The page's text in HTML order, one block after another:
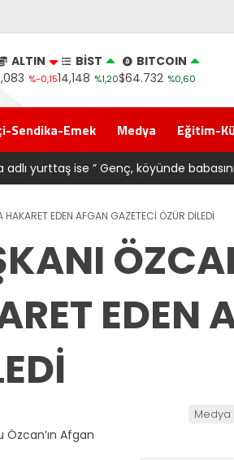
ALTIN
%-0,15
BİST
14,148 %1,20
BITCOIN
$64.732 %0,60
Sendika-Emek Medya Eğitim-
forma alan belediye başkanına ‘Kimin
EDEN AFGAN GAZETECİ ÖZÜR DİLEDİ
EDEN
Medya